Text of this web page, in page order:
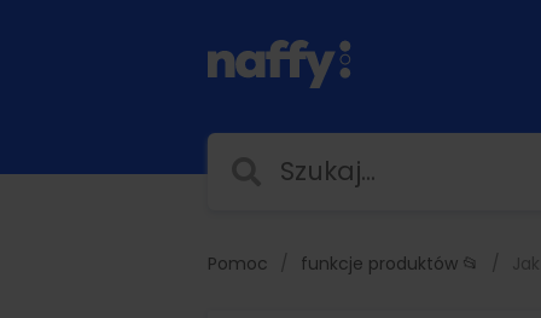
Pomoc funkcje produktów 📂